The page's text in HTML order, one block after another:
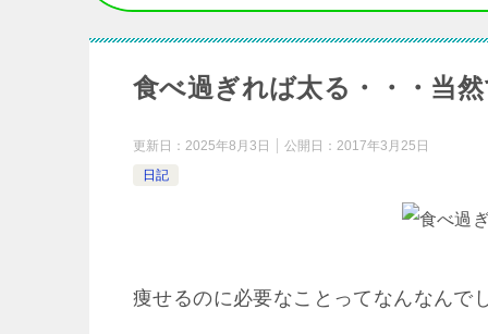
食べ過ぎれば太る・・・当
更新日： 2025年8月3日 公開日： 2017年3月25日
日記
痩せるのに必要なことってなんなんで